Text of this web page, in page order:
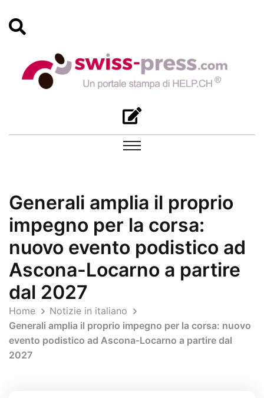
Generali amplia il proprio
impegno per la corsa:
nuovo evento podistico ad
Ascona-Locarno a partire
dal 2027
Home
Notizie in italiano
Generali amplia il proprio impegno per la corsa: nuovo
evento podistico ad Ascona-Locarno a partire dal
2027